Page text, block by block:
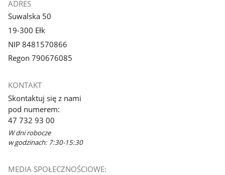
ADRES
Suwalska 50
19-300 Ełk
NIP 8481570866
Regon 790676085
KONTAKT
Skontaktuj się z nami
pod numerem:
47 732 93 00
W dni robocze
w godzinach: 7:30-15:30
MEDIA SPOŁECZNOŚCIOWE: